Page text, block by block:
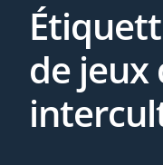
de jeux
Stratégies